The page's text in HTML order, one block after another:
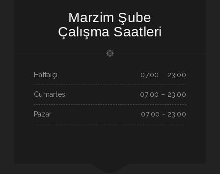
Marzim Şube
Çalışma Saatleri
Haftaiçi 07.00 – 23:00
Cumartesi 07:00 – 23:00
Pazar 07:00 - 23:00